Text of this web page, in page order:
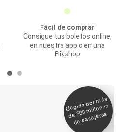
Fácil de comprar
Consigue tus boletos online,
en nuestra app o en una
Flixshop
Elegida por
más
de 500
millones
de pasajeros